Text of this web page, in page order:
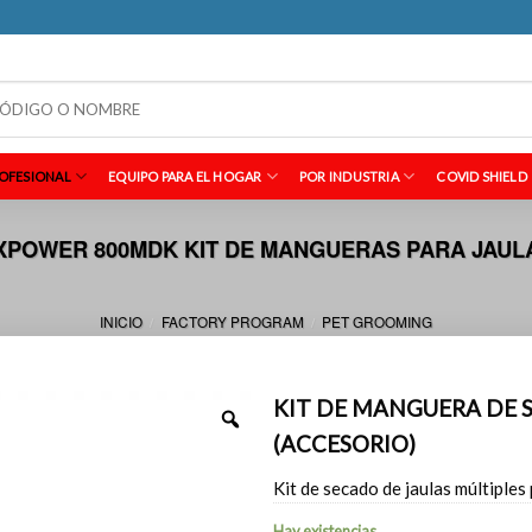
EQUIPO PARA EL HOGAR POR INDUSTRIA COVID SHIELD
800MDK KIT DE MANGUERAS PARA
INICIO FACTORY PROGRAM PET GROOMING
KIT DE MANGUERA DE
(ACCESORIO)
Kit de secado de jaulas